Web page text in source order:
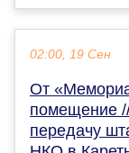
02:00, 19 Сен
От
помещение
передачу